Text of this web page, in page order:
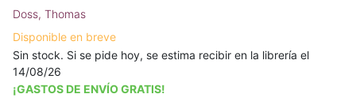
Doss, Thomas
Disponible en breve
Sin stock. Si se pide hoy, se estima recibir en la librería el
14/08/26
¡GASTOS DE ENVÍO GRATIS!